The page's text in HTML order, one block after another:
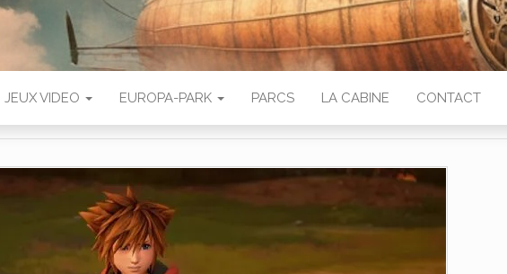
JEUX VIDEO EUROPA-PARK PARCS LA CABINE CONTACT